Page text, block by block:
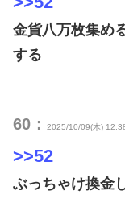
金貨八万枚集め
する
60： 2025/10/09(木)
>>52
ぶっちゃけ換金